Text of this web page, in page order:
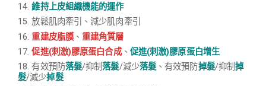
14.維持上皮組織機能的運作
15. 放鬆肌肉牽引、減少肌肉牽引
16.重建皮脂膜、重建角質層
17.促進(刺激)膠原蛋白合成、 促進(刺激)膠原蛋白增生
18.有效預防落髮/抑制落髮/減少落髮、有效預防掉髮/抑制掉
髮/減少掉髮